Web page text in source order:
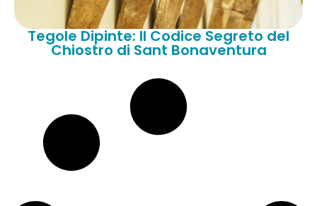
Tegole Dipinte: Il Codice Segreto del
Chiostro di Sant Bonaventura